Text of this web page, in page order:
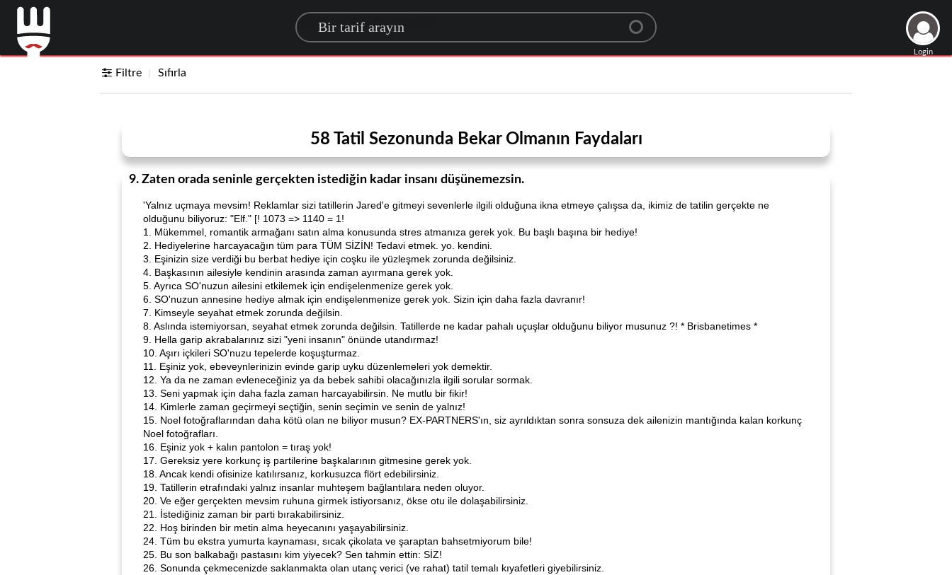
Search for a recipe
Login
Filtre Sıfırla
58 Tatil Sezonunda Bekar Olmanın Faydaları
9. Zaten orada seninle gerçekten istediğin kadar insanı düşünemezsin.
'Yalnız uçmaya mevsim! Reklamlar sizi tatillerin Jared'e gitmeyi sevenlerle ilgili olduğuna ikna etmeye çalışsa da, ikimiz de tatilin gerçekte ne
olduğunu biliyoruz: "Elf." [! 1073 => 1140 = 1!
1. Mükemmel, romantik armağanı satın alma konusunda stres atmanıza gerek yok. Bu başlı başına bir hediye!
2. Hediyelerine harcayacağın tüm para TÜM SİZİN! Tedavi etmek. yo. kendini.
3. Eşinizin size verdiği bu berbat hediye için coşku ile yüzleşmek zorunda değilsiniz.
4. Başkasının ailesiyle kendinin arasında zaman ayırmana gerek yok.
5. Ayrıca SO'nuzun ailesini etkilemek için endişelenmenize gerek yok.
6. SO'nuzun annesine hediye almak için endişelenmenize gerek yok. Sizin için daha fazla davranır!
7. Kimseyle seyahat etmek zorunda değilsin.
8. Aslında istemiyorsan, seyahat etmek zorunda değilsin. Tatillerde ne kadar pahalı uçuşlar olduğunu biliyor musunuz ?! * Brisbanetimes *
9. Hella garip akrabalarınız sizi "yeni insanın" önünde utandırmaz!
10. Aşırı içkileri SO'nuzu tepelerde koşuşturmaz.
11. Eşiniz yok, ebeveynlerinizin evinde garip uyku düzenlemeleri yok demektir.
12. Ya da ne zaman evleneceğiniz ya da bebek sahibi olacağınızla ilgili sorular sormak.
13. Seni yapmak için daha fazla zaman harcayabilirsin. Ne mutlu bir fikir!
14. Kimlerle zaman geçirmeyi seçtiğin, senin seçimin ve senin de yalnız!
15. Noel fotoğraflarından daha kötü olan ne biliyor musun? EX-PARTNERS'ın, siz ayrıldıktan sonra sonsuza dek ailenizin mantığında kalan korkunç
Noel fotoğrafları.
16. Eşiniz yok + kalın pantolon = tıraş yok!
17. Gereksiz yere korkunç iş partilerine başkalarının gitmesine gerek yok.
18. Ancak kendi ofisinize katılırsanız, korkusuzca flört edebilirsiniz.
19. Tatillerin etrafındaki yalnız insanlar muhteşem bağlantılara neden oluyor.
20. Ve eğer gerçekten mevsim ruhuna girmek istiyorsanız, ökse otu ile dolaşabilirsiniz.
21. İstediğiniz zaman bir parti bırakabilirsiniz.
22. Hoş birinden bir metin alma heyecanını yaşayabilirsiniz.
24. Tüm bu ekstra yumurta kaynaması, sıcak çikolata ve şaraptan bahsetmiyorum bile!
25. Bu son balkabağı pastasını kim yiyecek? Sen tahmin ettin: SİZ!
26. Sonunda çekmecenizde saklanmakta olan utanç verici (ve rahat) tatil temalı kıyafetleri giyebilirsiniz.